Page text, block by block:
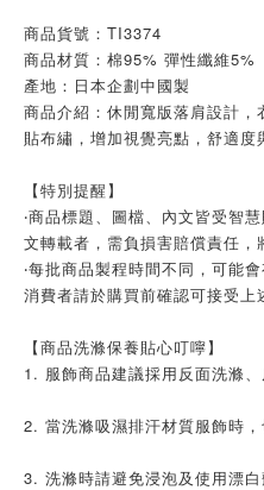
商品貨號：TI3374
商品材質：棉95% 彈性纖維5%
產地：日本企劃中國製
商品介紹：休閒寬版落肩設計
貼布繡，增加視覺亮點，舒適度
【特別提醒】
‧商品標題、圖檔、內文皆受智
文轉載者，需負損害賠償責任，
‧每批商品製程時間不同，可能
消費者請於購買前確認可接受上
【商品洗滌保養貼心叮嚀】
1. 服飾商品建議採用反面洗滌
2. 當洗滌吸濕排汗材質服飾時，
3. 洗滌時請避免浸泡及使用漂